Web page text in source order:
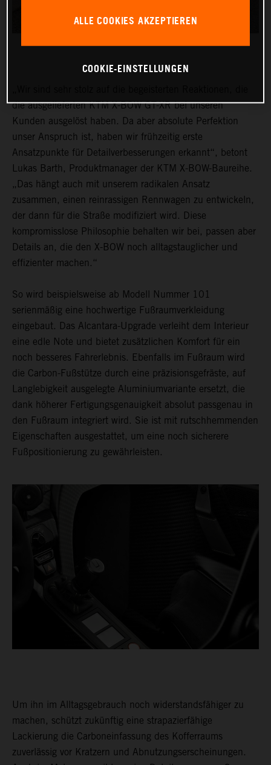
die ausgelieferten KTM X-BOW GT-XR bei unseren
Kunden ausgelöst haben. Da aber absolute Perfektion
unser Anspruch ist, haben wir frühzeitig erste
Ansatzpunkte für Detailverbesserungen erkannt“, betont
Lukas Barth, Produktmanager der KTM X-BOW-Baureihe.
„Das hängt auch mit unserem radikalen Ansatz
zusammen, einen reinrassigen Rennwagen zu entwickeln,
der dann für die Straße modifiziert wird. Diese
kompromisslose Philosophie behalten wir bei, passen aber
Details an, die den X-BOW noch alltagstauglicher und
effizienter machen.“
So wird beispielsweise ab Modell Nummer 101
serienmäßig eine hochwertige Fußraumverkleidung
eingebaut. Das Alcantara-Upgrade verleiht dem Interieur
eine edle Note und bietet zusätzlichen Komfort für ein
noch besseres Fahrerlebnis. Ebenfalls im Fußraum wird
die Carbon-Fußstütze durch eine präzisionsgefräste, auf
Langlebigkeit ausgelegte Aluminiumvariante ersetzt, die
dank höherer Fertigungsgenauigkeit absolut passgenau in
den Fußraum integriert wird. Sie ist mit rutschhemmenden
Eigenschaften ausgestattet, um eine noch sicherere
Fußpositionierung zu gewährleisten.
Um ihn im Alltagsgebrauch noch widerstandsfähiger zu
machen, schützt zukünftig eine strapazierfähige
Lackierung die Carboneinfassung des Kofferraums
zuverlässig vor Kratzern und Abnutzungserscheinungen.
ALLE COOKIES AKZEPTIEREN
COOKIE-EINSTELLUNGEN